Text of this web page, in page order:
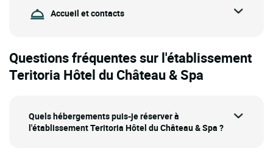
Accueil et contacts
Questions fréquentes sur l'établissement
Teritoria Hôtel du Château & Spa
Quels hébergements puis-je réserver à
l'établissement Teritoria Hôtel du Château & Spa ?